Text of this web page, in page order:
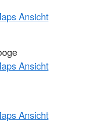
Ansicht
Ansicht
Ansicht